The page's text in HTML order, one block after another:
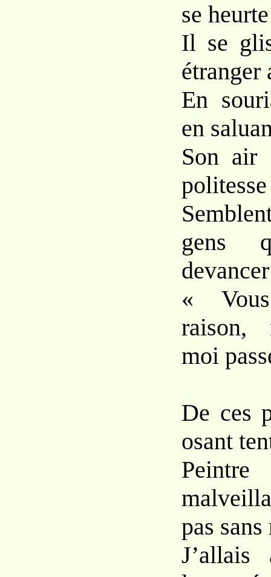
se
Il se
étranger
En
en
Son air
gens
«
raison,
moi
De ces
osant
pas
J’allais